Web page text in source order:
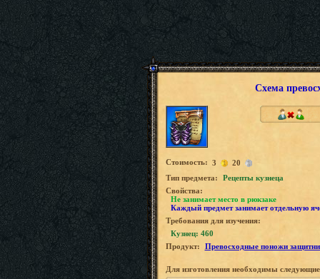
Схема
Стоимость: 3
20
Tип предмета:
Рецепты кузнеца
Свойства:
Не занимает место в рюкзаке
Каждый предмет занимает отдельную
Требования для изучения:
Кузнец: 460
Продукт:
Превосходные поножи
Для изготовления необходимы